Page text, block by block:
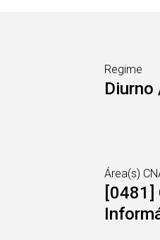
Regime
Diurno
Área(s)
[0481]